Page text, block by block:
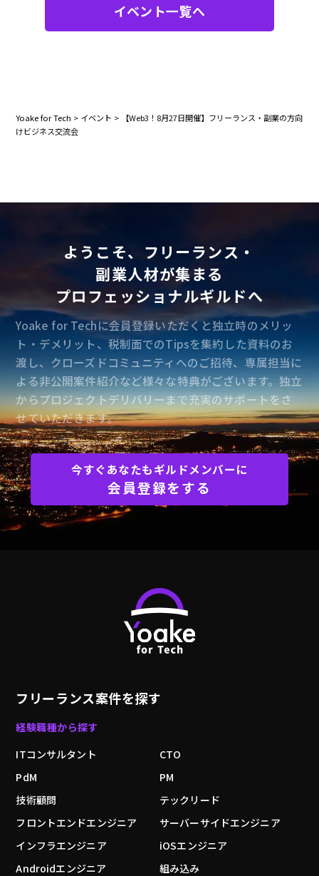
イベント一覧へ
Yoake for Tech > イベント >
【Web3！8月27日開催】フリーランス・副業の方向
けビジネス交流会
ようこそ、フリーランス・
副業人材が集まる
プロフェッショナルギルドへ
Yoake for Techに会員登録いただくと独立時のメリッ
ト・デメリット、税制面でのTipsを集約した資料のお
渡し、クローズドコミュニティへのご招待、専属担当に
よる非公開案件紹介など様々な特典がございます。独立
からプロジェクトデリバリーまで充実のサポートをさ
せていただきます。
今すぐあなたもギルドメンバーに
会員登録をする
フリーランス案件を探す
経験職種から探す
ITコンサルタント
CTO
PdM
PM
技術顧問
テックリード
フロントエンドエンジニア
サーバーサイドエンジニア
インフラエンジニア
iOSエンジニア
Androidエンジニア
組み込み